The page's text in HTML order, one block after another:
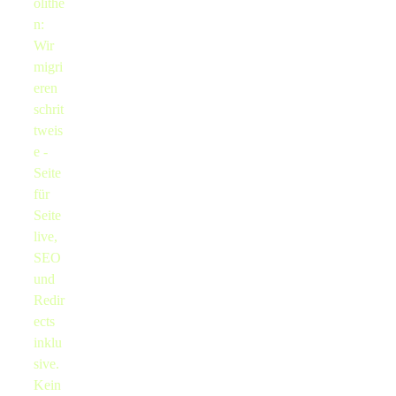
olithe
n:
Wir
migri
eren
schrit
tweis
e -
Seite
für
Seite
live,
SEO
und
Redir
ects
inklu
sive.
Kein